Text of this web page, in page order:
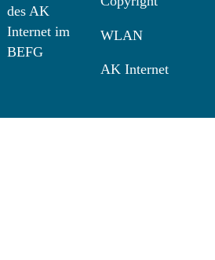
des AK
Internet im
BEFG
WLAN
AK Internet